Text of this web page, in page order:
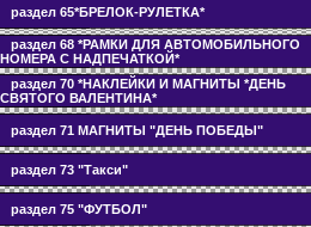
раздел 65*БРЕЛОК-РУЛЕТКА*
раздел 68 *РАМКИ ДЛЯ АВТОМОБИЛЬНОГО
НОМЕРА С НАДПЕЧАТКОЙ*
раздел 70 *НАКЛЕЙКИ И МАГНИТЫ *ДЕНЬ
СВЯТОГО ВАЛЕНТИНА*
раздел 71 МАГНИТЫ "ДЕНЬ ПОБЕДЫ"
раздел 73 "Такси"
раздел 75 "ФУТБОЛ"